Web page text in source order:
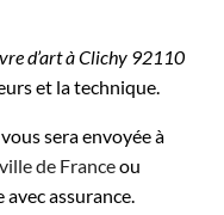
d’art àClichy 92110
et la technique.
sera envoyée à
ville de Franceou
assurance.